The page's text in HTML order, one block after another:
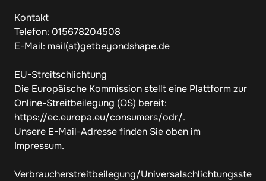
Kontakt
Telefon: 015678204508
E-Mail: mail(at)getbeyondshape.de
EU-Streitschlichtung
Die Europäische Kommission stellt eine Plattform zur
Online-Streitbeilegung (OS) bereit:
https://ec.europa.eu/consumers/odr/.
Unsere E-Mail-Adresse finden Sie oben im
Impressum.
Verbraucherstreitbeilegung/Universalschlichtungsste